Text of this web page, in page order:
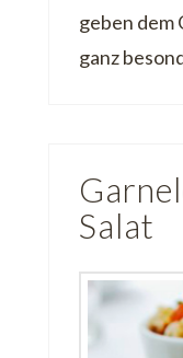
geben dem
ganz
Salat